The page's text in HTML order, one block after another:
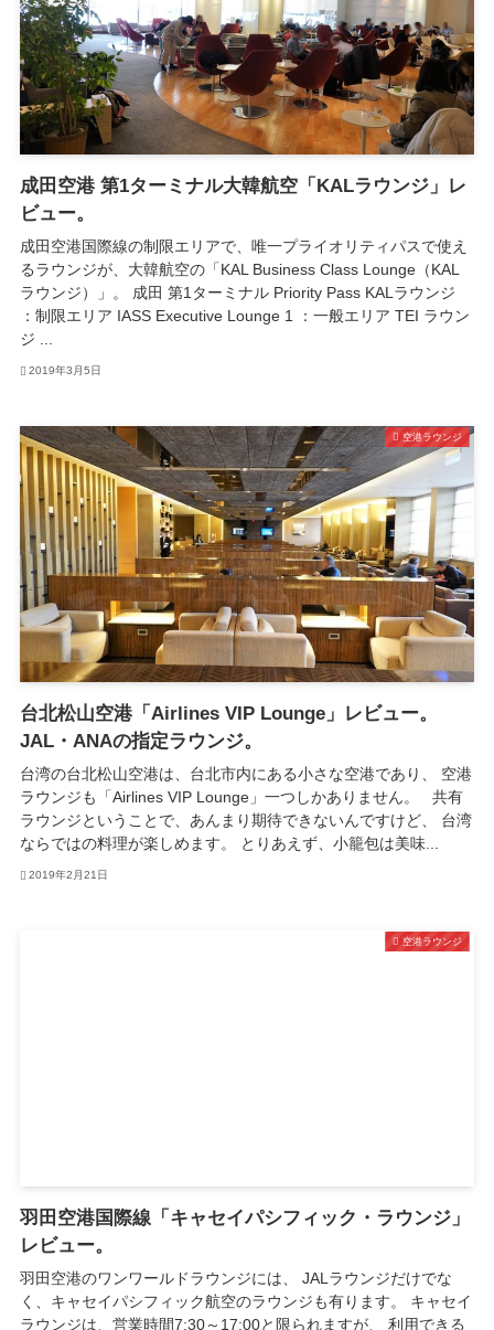
成田空港 第1ターミナル大韓航空「KALラウンジ」レ
ビュー。
成田空港国際線の制限エリアで、唯一プライオリティパスで使え
るラウンジが、大韓航空の「KAL Business Class Lounge（KAL
ラウンジ）」。 成田 第1ターミナル Priority Pass KALラウンジ
：制限エリア IASS Executive Lounge 1 ：一般エリア TEI ラウン
ジ ...
2019年3月5日
空港ラウンジ
台北松山空港「Airlines VIP Lounge」レビュー。
JAL・ANAの指定ラウンジ。
台湾の台北松山空港は、台北市内にある小さな空港であり、 空港
ラウンジも「Airlines VIP Lounge」一つしかありません。 共有
ラウンジということで、あんまり期待できないんですけど、 台湾
ならではの料理が楽しめます。 とりあえず、小籠包は美味...
2019年2月21日
空港ラウンジ
羽田空港国際線「キャセイパシフィック・ラウンジ」
レビュー。
羽田空港のワンワールドラウンジには、 JALラウンジだけでな
く、キャセイパシフィック航空のラウンジも有ります。 キャセイ
ラウンジは、営業時間7:30～17:00と限られますが、 利用できる